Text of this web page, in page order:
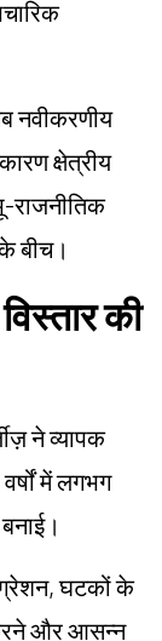
नवीकरणीय
क्षेत्रीय
राजनीतिक
बीच।
की
ने व्यापक
में लगभग
घटकों के
और आसन्न